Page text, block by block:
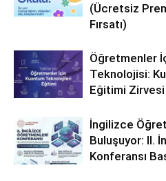
(Ücretsiz
Fırsatı)
Öğretmenler
Teknolojisi:
Eğitimi Zirvesi
İngilizce
Buluşuyor: II.
Konferansı